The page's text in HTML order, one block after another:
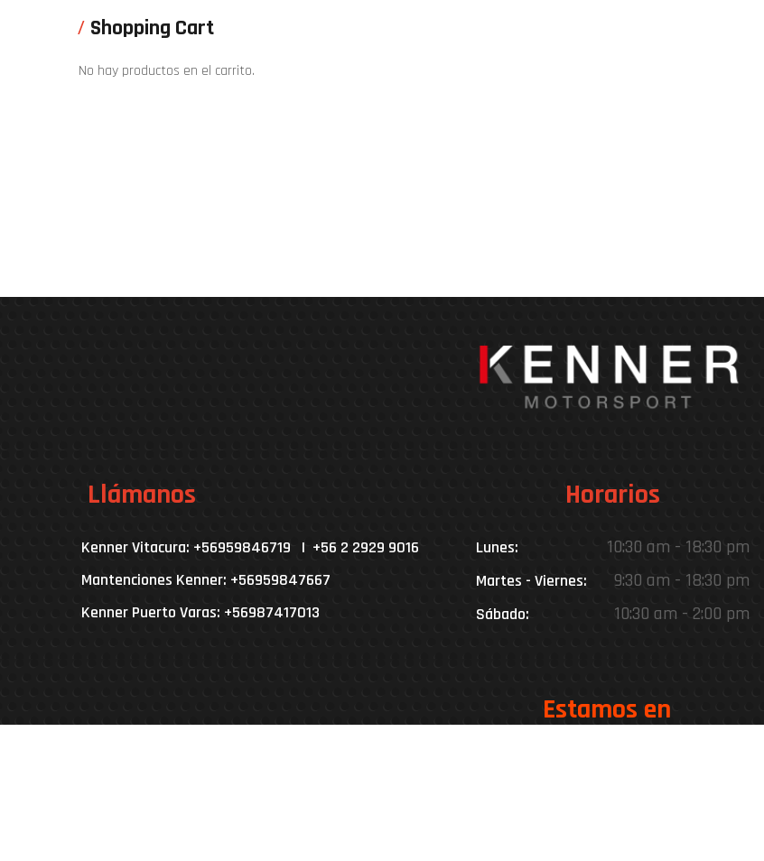
Shopping Cart
No hay productos en el carrito.
Llámanos
Kenner Vitacura: +56959846719 | +56 2 2929 9016
Mantenciones Kenner: +56959847667
Kenner Puerto Varas: +56987417013
Horarios
Lunes: 10:30 am - 18:30 pm
Martes - Viernes: 9:30 am - 18:30 pm
Sábado: 10:30 am - 2:00 pm
Estamos en